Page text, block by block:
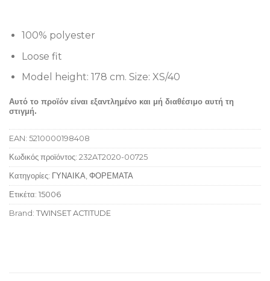
100% polyester
Loose fit
Model height: 178 cm. Size: XS/40
Αυτό το προϊόν είναι εξαντλημένο και μή διαθέσιμο αυτή τη
στιγμή.
EAN: 5210000198408
Κωδικός προϊόντος: 232AT2020-00725
Κατηγορίες: ΓΥΝΑΙΚΑ, ΦΟΡΕΜΑΤΑ
Ετικέτα: 15006
Brand: TWINSET ACTITUDE